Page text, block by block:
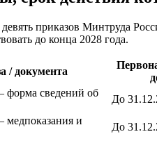
приказов Минтруда
до конца 2028 года.
/ документа
форма сведений об
До
и
До